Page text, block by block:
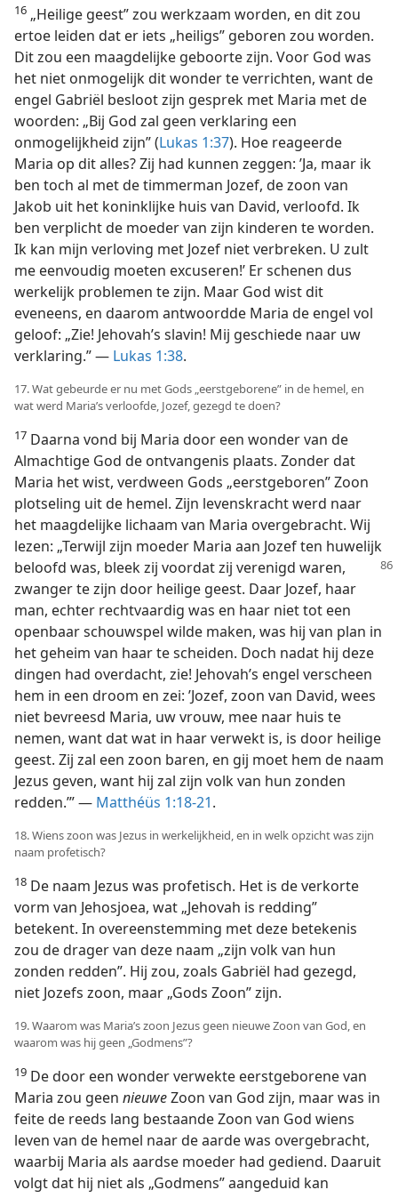
16 „Heilige geest” zou werkzaam worden, en dit zou
ertoe leiden dat er iets „heiligs” geboren zou worden.
Dit zou een maagdelijke geboorte zijn. Voor God was
het niet onmogelijk dit wonder te verrichten, want de
engel Gabriël besloot zijn gesprek met Maria met de
woorden: „Bij God zal geen verklaring een
onmogelijkheid zijn” (Lukas 1:37). Hoe reageerde
Maria op dit alles? Zij had kunnen zeggen: ’Ja, maar ik
ben toch al met de timmerman Jozef, de zoon van
Jakob uit het koninklijke huis van David, verloofd. Ik
ben verplicht de moeder van zijn kinderen te worden.
Ik kan mijn verloving met Jozef niet verbreken. U zult
me eenvoudig moeten excuseren!’ Er schenen dus
werkelijk problemen te zijn. Maar God wist dit
eveneens, en daarom antwoordde Maria de engel vol
geloof: „Zie! Jehovah’s slavin! Mij geschiede naar uw
verklaring.” — Lukas 1:38.
17. Wat gebeurde er nu met Gods „eerstgeborene” in de hemel, en
wat werd Maria’s verloofde, Jozef, gezegd te doen?
17 Daarna vond bij Maria door een wonder van de
Almachtige God de ontvangenis plaats. Zonder dat
Maria het wist, verdween Gods „eerstgeboren” Zoon
plotseling uit de hemel. Zijn levenskracht werd naar
het maagdelijke lichaam van Maria overgebracht. Wij
lezen: „Terwijl zijn moeder Maria aan Jozef ten huwelijk
beloofd was, bleek zij voordat zij verenigd waren,
zwanger te zijn door heilige geest. Daar Jozef, haar
man, echter rechtvaardig was en haar niet tot een
openbaar schouwspel wilde maken, was hij van plan in
het geheim van haar te scheiden. Doch nadat hij deze
dingen had overdacht, zie! Jehovah’s engel verscheen
hem in een droom en zei: ’Jozef, zoon van David, wees
niet bevreesd Maria, uw vrouw, mee naar huis te
nemen, want dat wat in haar verwekt is, is door heilige
geest. Zij zal een zoon baren, en gij moet hem de naam
Jezus geven, want hij zal zijn volk van hun zonden
redden.’” — Matthéüs 1:18-21.
18. Wiens zoon was Jezus in werkelijkheid, en in welk opzicht was zijn
naam profetisch?
18 De naam Jezus was profetisch. Het is de verkorte
vorm van Jehosjoea, wat „Jehovah is redding”
betekent. In overeenstemming met deze betekenis
zou de drager van deze naam „zijn volk van hun
zonden redden”. Hij zou, zoals Gabriël had gezegd,
niet Jozefs zoon, maar „Gods Zoon” zijn.
19. Waarom was Maria’s zoon Jezus geen nieuwe Zoon van God, en
waarom was hij geen „Godmens”?
19 De door een wonder verwekte eerstgeborene van
Maria zou geen nieuweZoon van God zijn, maar was in
feite de reeds lang bestaande Zoon van God wiens
leven van de hemel naar de aarde was overgebracht,
waarbij Maria als aardse moeder had gediend. Daaruit
volgt dat hij niet als „Godmens” aangeduid kan